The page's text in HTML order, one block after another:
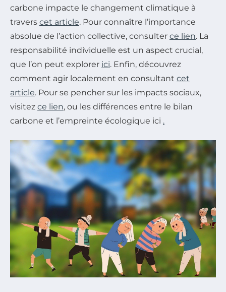
carbone impacte le changement climatique à
travers cet article. Pour connaître l’importance
absolue de l’action collective, consulter ce lien. La
responsabilité individuelle est un aspect crucial,
que l’on peut explorer ici. Enfin, découvrez
comment agir localement en consultant cet
article. Pour se pencher sur les impacts sociaux,
visitez ce lien, ou les différences entre le bilan
carbone et l’empreinte écologique ici .